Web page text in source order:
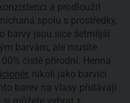
a prodloužit
spolu s prostředky,
barvy jsou sice šetrnější
barvám, ale musíte
čistě přírodní. Henna
, nikoli jako barvicí
barev na vlasy přidávají